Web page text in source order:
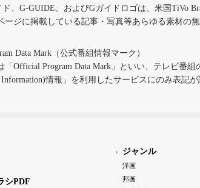
ド、G-GUIDE、およびGガイドロゴは、米国TiVo
ージに掲載している記事・写真等あらゆる素材の
Data Mark（公式番組情報マーク）
「Official Program Data Mark」といい、テレビ番組
Information)情報」を利用したサービスにのみ表記
シPDF
ジャンル
洋画
邦画